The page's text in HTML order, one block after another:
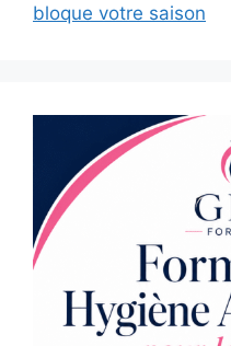
bloque votre saison